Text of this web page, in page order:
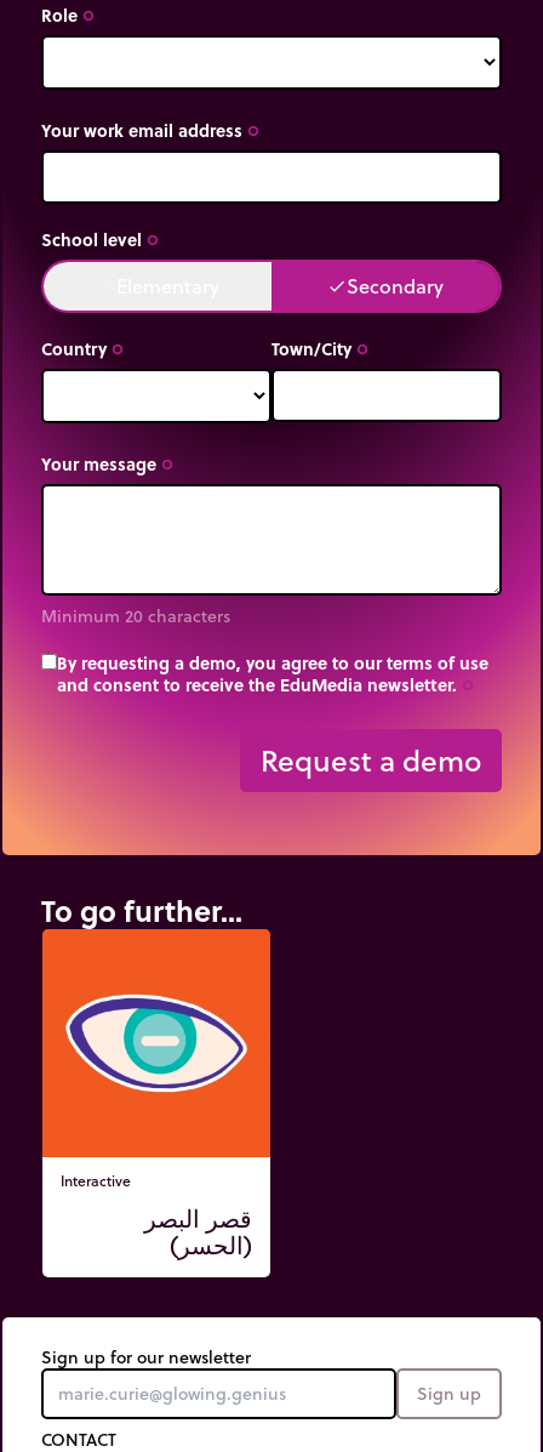
Role trip_origin
Your work email address trip_origin
School level trip_origin
doneSecondary
Country trip_origin Town/City trip_origin
Your message trip_origin
Minimum 20 characters
By requesting a demo, you agree to our terms of use
and consent to receive the EduMedia newsletter.
Request a demo
To go further...
Interactive
قصر البصر
(الحسر)
Sign up for our newsletter
Sign up
CONTACT